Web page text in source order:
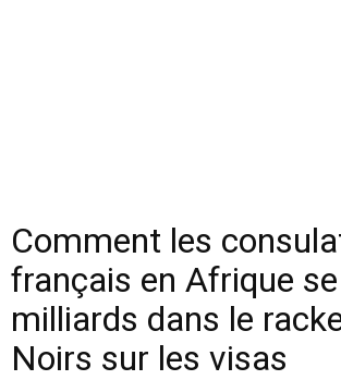
Comment les
français en Afrique
milliards dans le
Noirs sur les visas